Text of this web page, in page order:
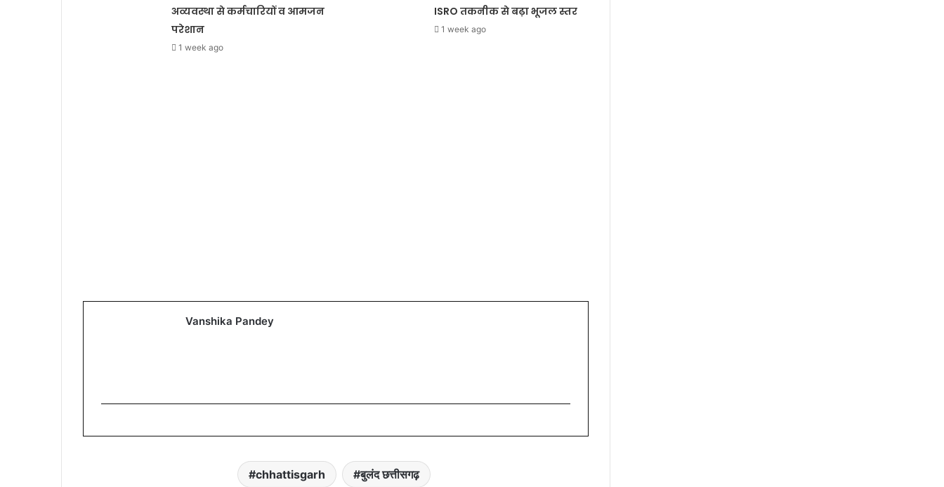
अव्यवस्था से कर्मचारियों व आमजन
परेशान
1 week ago
ISRO तकनीक से बढ़ा भूजल स्तर
1 week ago
Vanshika Pandey
chhattisgarh बुलंद छत्तीसगढ़